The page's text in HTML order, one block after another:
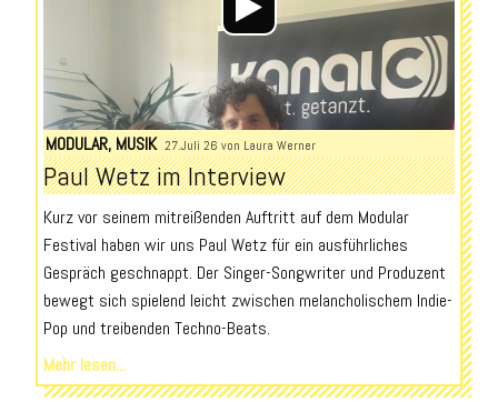
MODULAR, MUSIK 27.Juli 26 von Laura Werner
Paul Wetz im Interview
Kurz vor seinem mitreißenden Auftritt auf dem Modular
Festival haben wir uns Paul Wetz für ein ausführliches
Gespräch geschnappt. Der Singer-Songwriter und Produzent
bewegt sich spielend leicht zwischen melancholischem Indie-
Pop und treibenden Techno-Beats.
Mehr lesen...